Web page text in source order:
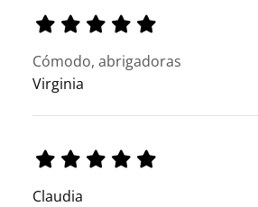
Cómodo, abrigadoras
Virginia
Claudia